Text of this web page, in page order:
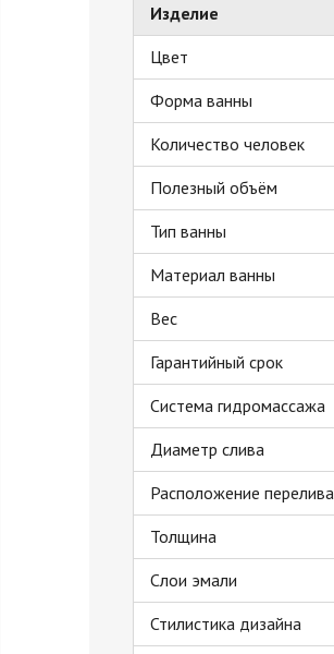
Изделие
Цвет
Форма ванны
Количество человек
Полезный объём
Тип ванны
Материал ванны
Вес
Гарантийный срок
Система гидромассажа
Диаметр слива
Расположение перелива
Толщина
Слои эмали
Стилистика дизайна